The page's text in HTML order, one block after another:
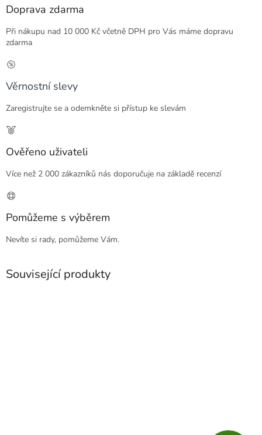
Doprava zdarma
Při nákupu nad 10 000 Kč včetně DPH pro Vás máme dopravu
zdarma
Věrnostní slevy
Zaregistrujte se a odemkněte si přístup ke slevám
Ověřeno uživateli
Více než 2 000 zákazníků nás doporučuje na základě recenzí
Pomůžeme s výběrem
Nevíte si rady, pomůžeme Vám.
Související produkty